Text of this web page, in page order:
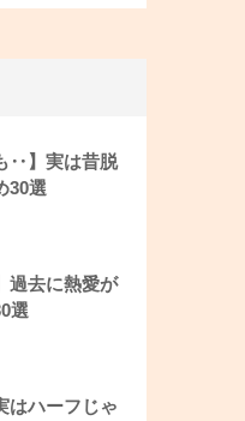
‥】実は昔脱
30選
過去に熱愛が
選
はハーフじゃ